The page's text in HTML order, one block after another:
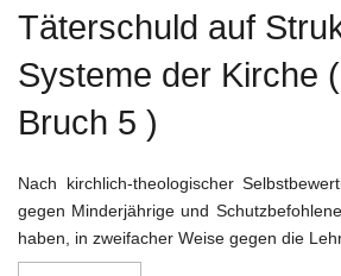
Glaube und geistl. Leben
Weltkirche und Ortskirche
Gesellschaft und Staat
Impressum
Täterschuld auf
Systeme der Kirche
Bruch 5 )
Nach kirchlich-theologischer
gegen Minderjährige und
haben, in zweifacher Weise gegen die